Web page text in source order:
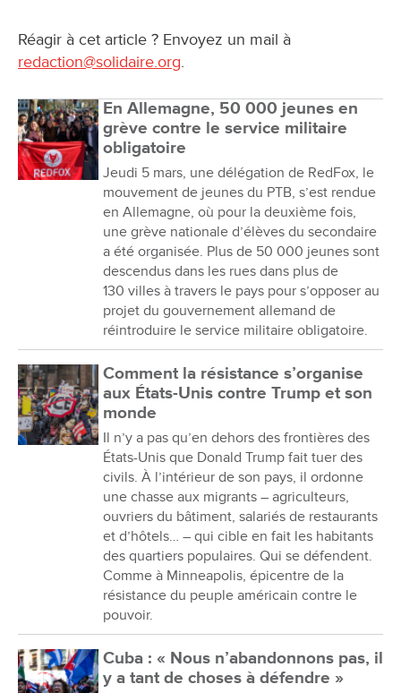
Réagir à cet article ? Envoyez un mail à
redaction@solidaire.org.
En Allemagne, 50 000 jeunes en
grève contre le service militaire
obligatoire
Jeudi 5 mars, une délégation de RedFox, le
mouvement de jeunes du PTB, s’est rendue
en Allemagne, où pour la deuxième fois,
une grève nationale d’élèves du secondaire
a été organisée. Plus de 50 000 jeunes sont
descendus dans les rues dans plus de
130 villes à travers le pays pour s’opposer au
projet du gouvernement allemand de
réintroduire le service militaire obligatoire.
Comment la résistance s’organise
aux États-Unis contre Trump et son
monde
Il n’y a pas qu’en dehors des frontières des
États-Unis que Donald Trump fait tuer des
civils. À l’intérieur de son pays, il ordonne
une chasse aux migrants – agriculteurs,
ouvriers du bâtiment, salariés de restaurants
et d’hôtels… – qui cible en fait les habitants
des quartiers populaires. Qui se défendent.
Comme à Minneapolis, épicentre de la
résistance du peuple américain contre le
pouvoir.
Cuba : « Nous n’abandonnons pas, il
y a tant de choses à défendre »